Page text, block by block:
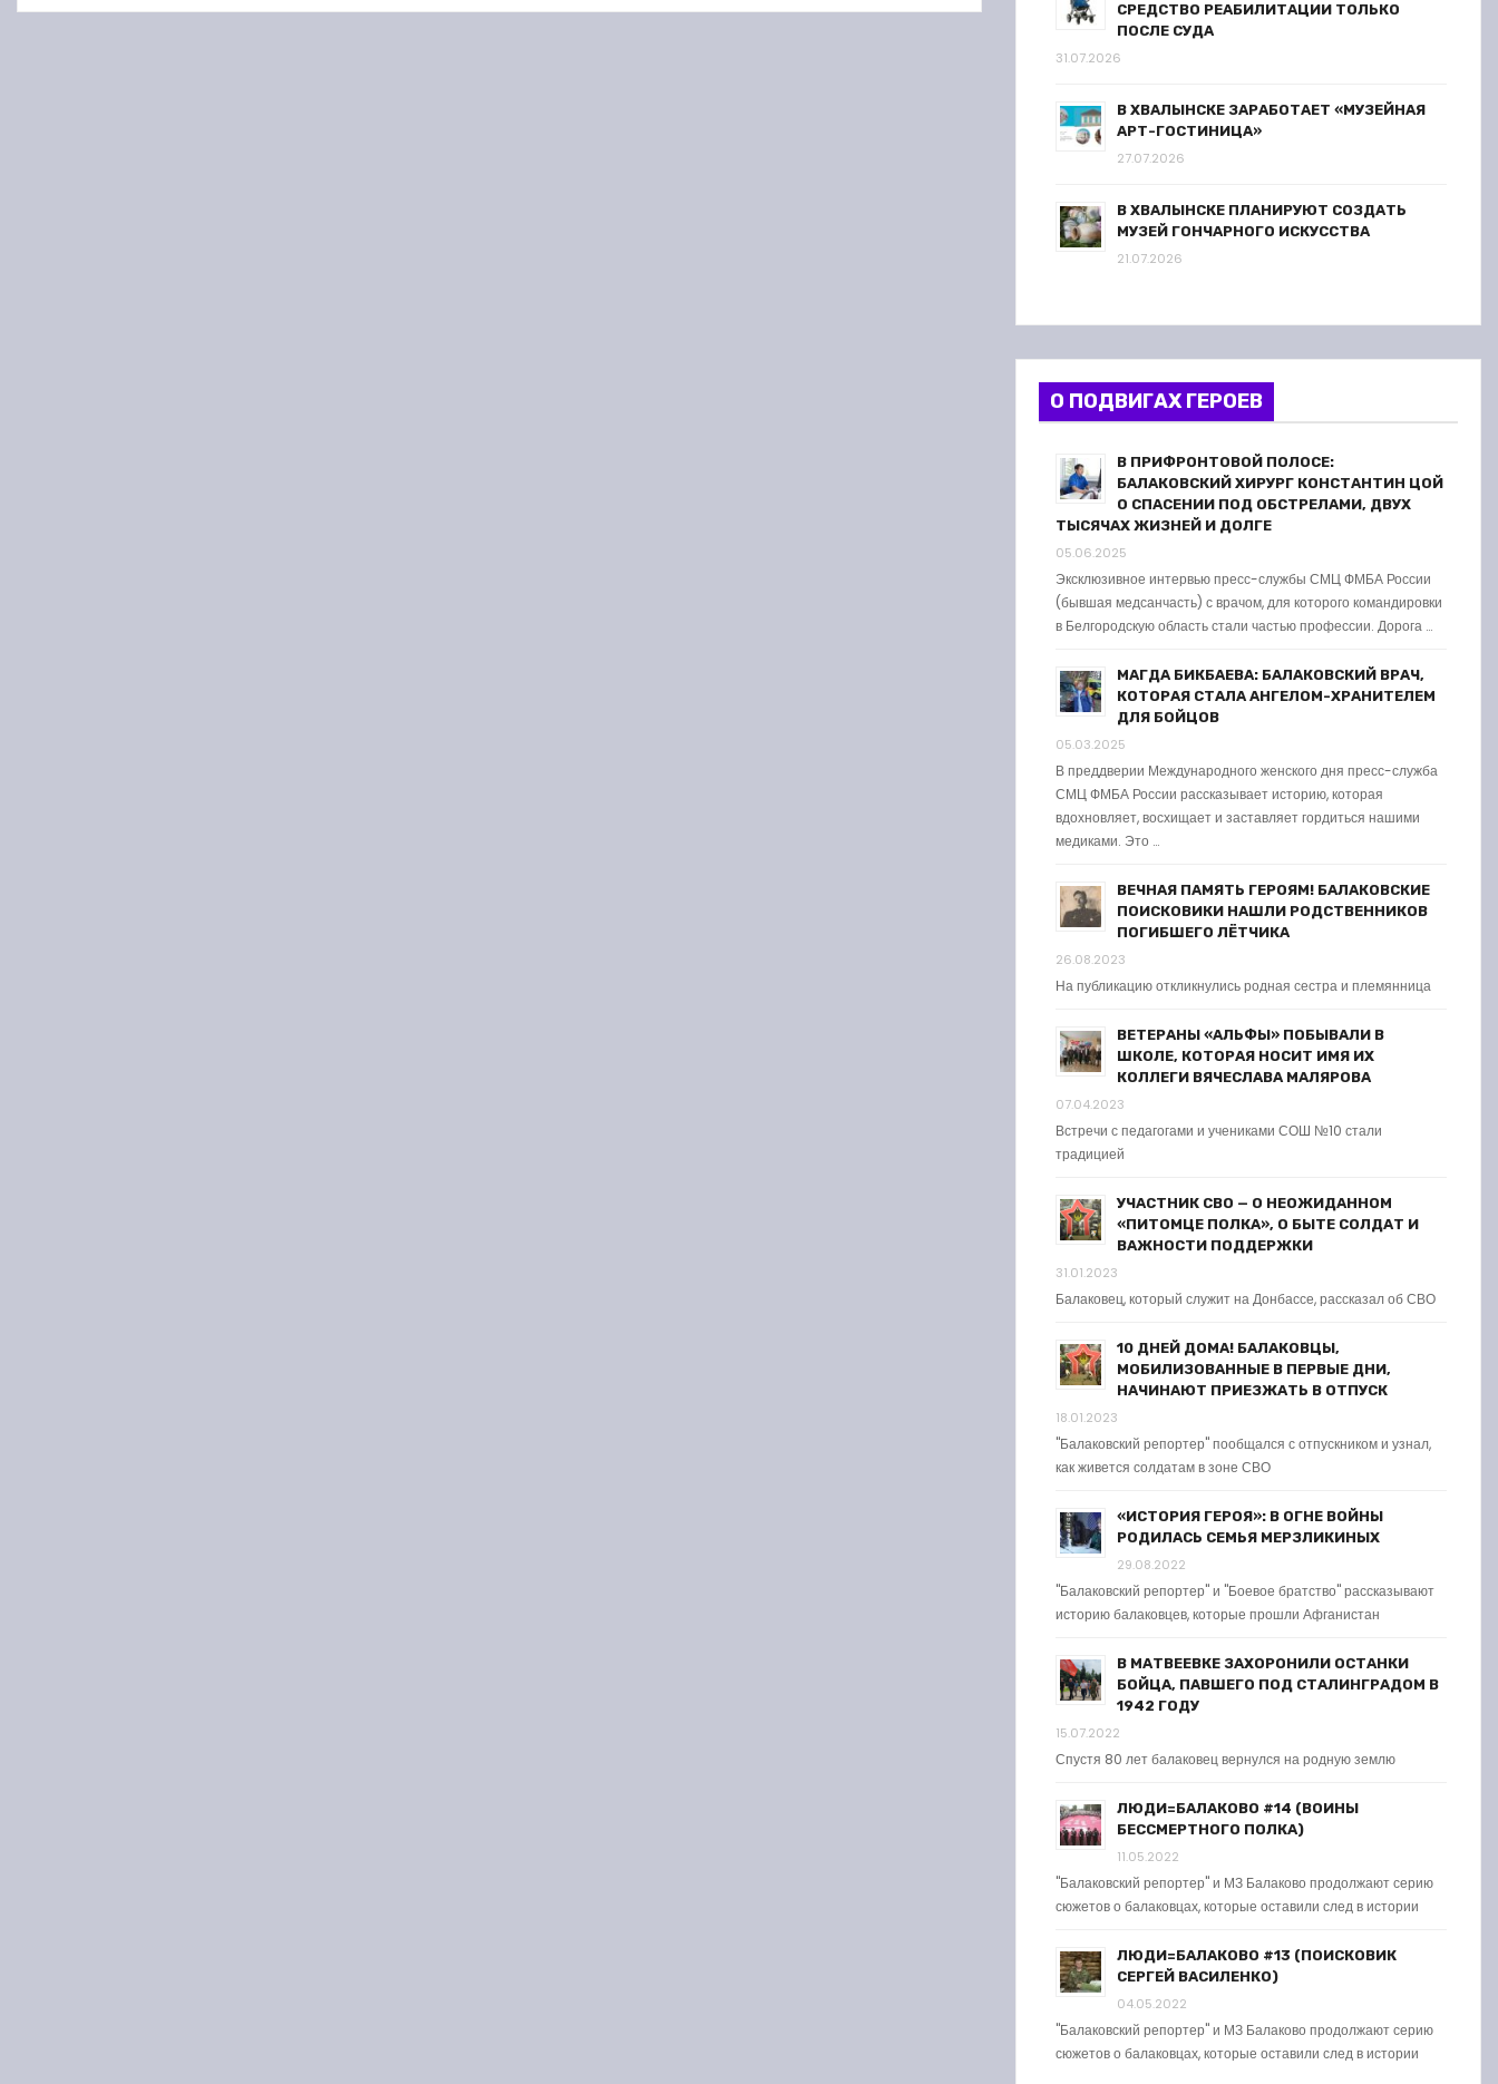
СРЕДСТВО РЕАБИЛИТАЦИИ ТОЛЬКО
ПОСЛЕ СУДА
31.07.2026
В ХВАЛЫНСКЕ ЗАРАБОТАЕТ «МУЗЕЙНАЯ
АРТ-ГОСТИНИЦА»
27.07.2026
В ХВАЛЫНСКЕ ПЛАНИРУЮТ СОЗДАТЬ
МУЗЕЙ ГОНЧАРНОГО ИСКУССТВА
21.07.2026
О ПОДВИГАХ ГЕРОЕВ
В ПРИФРОНТОВОЙ ПОЛОСЕ:
БАЛАКОВСКИЙ ХИРУРГ КОНСТАНТИН ЦОЙ
О СПАСЕНИИ ПОД ОБСТРЕЛАМИ, ДВУХ
ТЫСЯЧАХ ЖИЗНЕЙ И ДОЛГЕ
05.06.2025
Эксклюзивное интервью пресс-службы СМЦ ФМБА России
(бывшая медсанчасть) с врачом, для которого командировки
в Белгородскую область стали частью профессии. Дорога …
МАГДА БИКБАЕВА: БАЛАКОВСКИЙ ВРАЧ,
КОТОРАЯ СТАЛА АНГЕЛОМ-ХРАНИТЕЛЕМ
ДЛЯ БОЙЦОВ
05.03.2025
В преддверии Международного женского дня пресс-служба
СМЦ ФМБА России рассказывает историю, которая
вдохновляет, восхищает и заставляет гордиться нашими
медиками. Это …
ВЕЧНАЯ ПАМЯТЬ ГЕРОЯМ! БАЛАКОВСКИЕ
ПОИСКОВИКИ НАШЛИ РОДСТВЕННИКОВ
ПОГИБШЕГО ЛЁТЧИКА
26.08.2023
На публикацию откликнулись родная сестра и племянница
ВЕТЕРАНЫ «АЛЬФЫ» ПОБЫВАЛИ В
ШКОЛЕ, КОТОРАЯ НОСИТ ИМЯ ИХ
КОЛЛЕГИ ВЯЧЕСЛАВА МАЛЯРОВА
07.04.2023
Встречи с педагогами и учениками СОШ №10 стали
традицией
УЧАСТНИК СВО — О НЕОЖИДАННОМ
«ПИТОМЦЕ ПОЛКА», О БЫТЕ СОЛДАТ И
ВАЖНОСТИ ПОДДЕРЖКИ
31.01.2023
Балаковец, который служит на Донбассе, рассказал об СВО
10 ДНЕЙ ДОМА! БАЛАКОВЦЫ,
МОБИЛИЗОВАННЫЕ В ПЕРВЫЕ ДНИ,
НАЧИНАЮТ ПРИЕЗЖАТЬ В ОТПУСК
18.01.2023
"Балаковский репортер" пообщался с отпускником и узнал,
как живется солдатам в зоне СВО
«ИСТОРИЯ ГЕРОЯ»: В ОГНЕ ВОЙНЫ
РОДИЛАСЬ СЕМЬЯ МЕРЗЛИКИНЫХ
29.08.2022
"Балаковский репортер" и "Боевое братство" рассказывают
историю балаковцев, которые прошли Афганистан
В МАТВЕЕВКЕ ЗАХОРОНИЛИ ОСТАНКИ
БОЙЦА, ПАВШЕГО ПОД СТАЛИНГРАДОМ В
1942 ГОДУ
15.07.2022
Спустя 80 лет балаковец вернулся на родную землю
ЛЮДИ=БАЛАКОВО #14 (ВОИНЫ
БЕССМЕРТНОГО ПОЛКА)
11.05.2022
"Балаковский репортер" и МЗ Балаково продолжают серию
сюжетов о балаковцах, которые оставили след в истории
ЛЮДИ=БАЛАКОВО #13 (ПОИСКОВИК
СЕРГЕЙ ВАСИЛЕНКО)
04.05.2022
"Балаковский репортер" и МЗ Балаково продолжают серию
сюжетов о балаковцах, которые оставили след в истории